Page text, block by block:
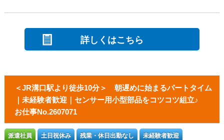
詳しくはこちら
＜JR溝口駅より徒歩10分＞ 朝遅めに始まるパートタイム
｜未経験者歓迎｜センサー用小型部品をコツコツ組立♪
お仕事No.2607071
派遣社員 土日祝休み 残業・休日出勤なし 未経験者歓迎